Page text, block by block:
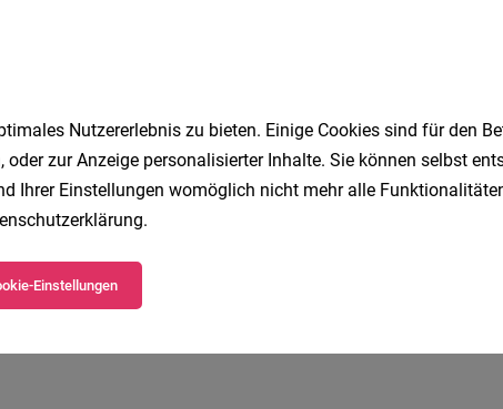
Erhalte alle neuen Stellenangebote automatisch
Jetzt anlegen
Nutzererlebnis zu bieten. Einige Cookies sind für den
zur Anzeige personalisierter Inhalte. Sie können selbst
Ihrer Einstellungen womöglich nicht mehr alle
.
Einstellungen